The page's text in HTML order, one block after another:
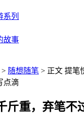
系列
故事
> 随想随笔 > 正文 提笔
滴
斤重，弃笔